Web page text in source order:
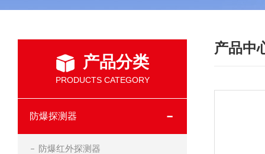
产品分类
PRODUCTS CATEGORY
防爆探测器
防爆红外探测器
产品中